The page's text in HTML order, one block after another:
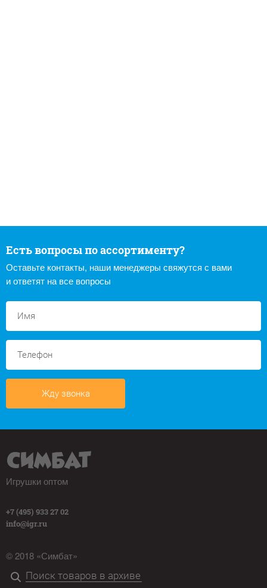
Есть вопросы по ассортименту?
Оставьте контакты, наши менеджеры свяжутся с вами
и ответят на все вопросы
Жду звонка
Игрушки оптом
+7 (495) 933 27 02
info@igr.ru
© 2018 «Симбат»